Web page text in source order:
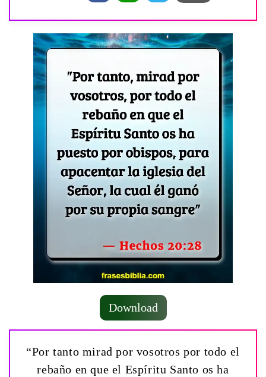
Download
“Por tanto mirad por vosotros por todo el
rebaño en que el Espíritu Santo os ha